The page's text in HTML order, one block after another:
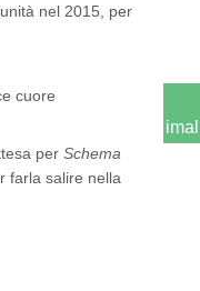
nel 2015, per
per Schema
farla salire nella